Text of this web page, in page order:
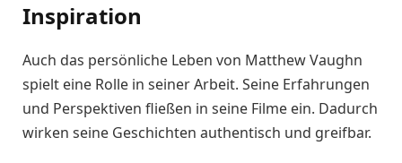
Inspiration
Auch das persönliche Leben von Matthew Vaughn
spielt eine Rolle in seiner Arbeit. Seine Erfahrungen
und Perspektiven fließen in seine Filme ein. Dadurch
wirken seine Geschichten authentisch und greifbar.